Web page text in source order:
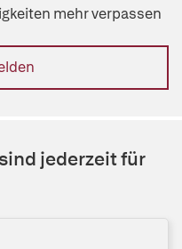
mehr verpassen
jederzeit für